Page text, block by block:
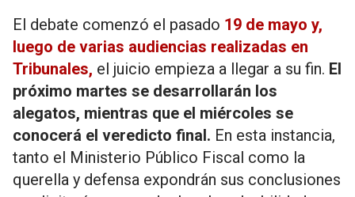
El debate comenzó el pasado 19 de mayo y,
luego de varias audiencias realizadas en
Tribunales, el juicio empieza a llegar a su fin. El
próximo martes se desarrollarán los
alegatos, mientras que el miércoles se
conocerá el veredicto final. En esta instancia,
tanto el Ministerio Público Fiscal como la
querella y defensa expondrán sus conclusiones